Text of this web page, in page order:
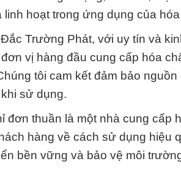
hoạt trong ứng dụng của
Trường Phát, với uy tín và
vị hàng đầu cung cấp hóa
tôi cam kết đảm bảo
sử dụng.
đơn thuần là một nhà cung cấp
hàng về cách sử dụng hiệu
bền vững và bảo vệ môi